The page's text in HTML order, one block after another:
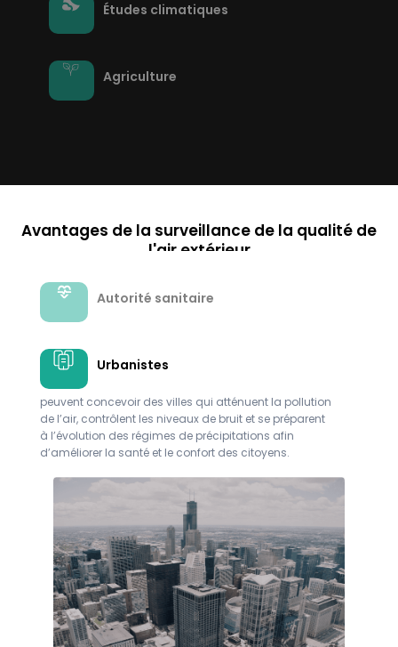
Études climatiques
Agriculture
Avantages de la surveillance de la qualité de
l'air extérieur
Autorité sanitaire
Urbanistes
peuvent concevoir des villes qui atténuent la pollution
de l’air, contrôlent les niveaux de bruit et se préparent
à l’évolution des régimes de précipitations afin
d’améliorer la santé et le confort des citoyens.